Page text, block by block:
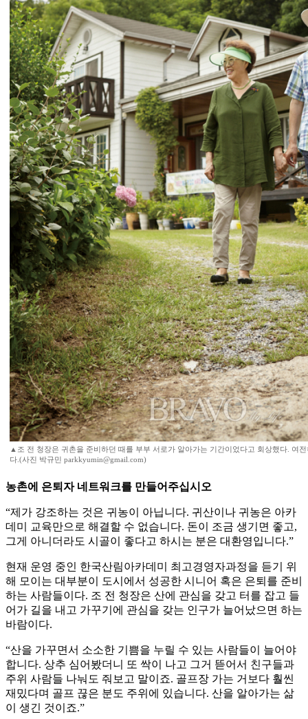
▲조 전 청장은 귀촌을 준비하던 때를 부부 서로가 알아가는 기간이었다고 회상했다. 여
다.(사진 박규민 parkkyumin@gmail.com)
농촌에 은퇴자 네트워크를 만들어주십시오
“제가 강조하는 것은 귀농이 아닙니다. 귀산이나 귀농은 아카
데미 교육만으로 해결할 수 없습니다. 돈이 조금 생기면 좋고,
그게 아니더라도 시골이 좋다고 하시는 분은 대환영입니다.”
현재 운영 중인 한국산림아카데미 최고경영자과정을 듣기 위
해 모이는 대부분이 도시에서 성공한 시니어 혹은 은퇴를 준비
하는 사람들이다. 조 전 청장은 산에 관심을 갖고 터를 잡고 들
어가 길을 내고 가꾸기에 관심을 갖는 인구가 늘어났으면 하는
바람이다.
“산을 가꾸면서 소소한 기쁨을 누릴 수 있는 사람들이 늘어야
합니다. 상추 심어봤더니 또 싹이 나고 그거 뜯어서 친구들과
주위 사람들 나눠도 줘보고 말이죠. 골프장 가는 거보다 훨씬
재밌다며 골프 끊은 분도 주위에 있습니다. 산을 알아가는 삶
이 생긴 것이죠.”